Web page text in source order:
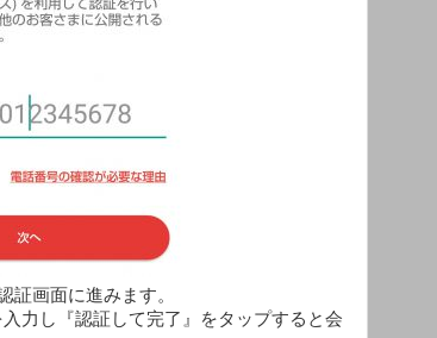
画面に進みます。
し『認証して完了』をタップすると会